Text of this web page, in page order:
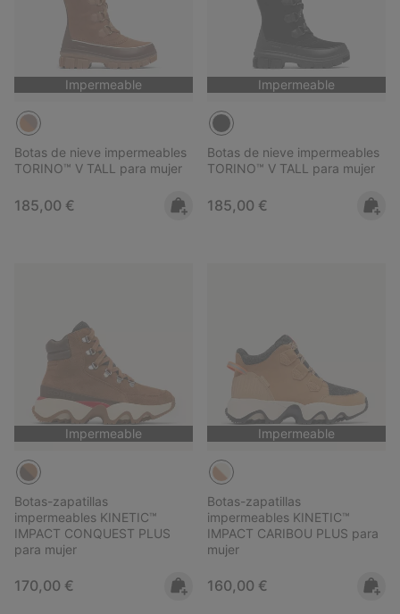
Impermeable
Botas de nieve impermeables
TORINO™ V TALL para mujer
Regular price:
185,00 €
Impermeable
Botas de nieve impermeables
TORINO™ V TALL para mujer
Regular price:
185,00 €
Impermeable
Botas-zapatillas
impermeables KINETIC™
IMPACT CONQUEST PLUS
para mujer
Regular price:
170,00 €
Impermeable
Botas-zapatillas
impermeables KINETIC™
IMPACT CARIBOU PLUS para
mujer
Regular price:
160,00 €